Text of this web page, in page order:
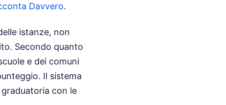
Davvero.
istanze, non
Secondo quanto
e dei comuni
Il sistema
con le